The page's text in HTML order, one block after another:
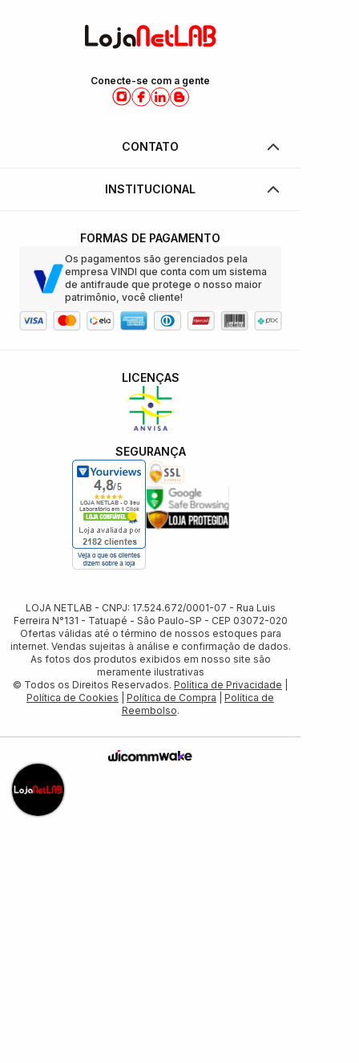
Conecte-se com a gente
CONTATO
INSTITUCIONAL
FORMAS DE PAGAMENTO
Os pagamentos são gerenciados pela
empresa VINDI que conta com um sistema
de antifraude que protege o nosso maior
patrimônio, você cliente!
SEGURANÇA
LICENÇAS
LOJA NETLAB - CNPJ: 17.524.672/0001-07 - Rua Luis
Ferreira N°131 - Tatuapé - Sâo Paulo-SP - CEP 03072-020
Ofertas válidas até o término de nossos estoques para
internet. Vendas sujeitas à análise e confirmação de dados.
As fotos dos produtos exibidos em nosso site são
meramente ilustrativas
© Todos os Direitos Reservados. Política de Privacidade
Política de Cookies
Política de Compra
Política de
Reembolso.